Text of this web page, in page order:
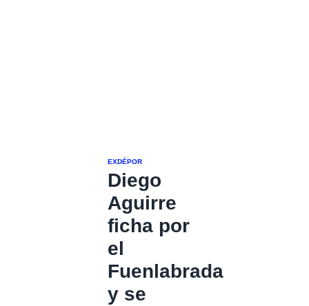
EXDÉPOR
Diego
Aguirre
ficha por
el
Fuenlabrada
y se